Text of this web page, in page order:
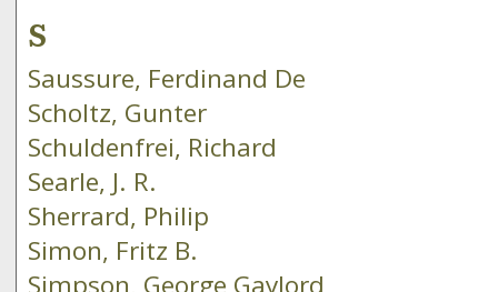
S
Saussure, Ferdinand De
Scholtz, Gunter
Schuldenfrei, Richard
Searle, J. R.
Sherrard, Philip
Simon, Fritz B.
Simpson, George Gaylord